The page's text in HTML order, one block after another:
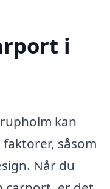
i
kan
såsom
Når du